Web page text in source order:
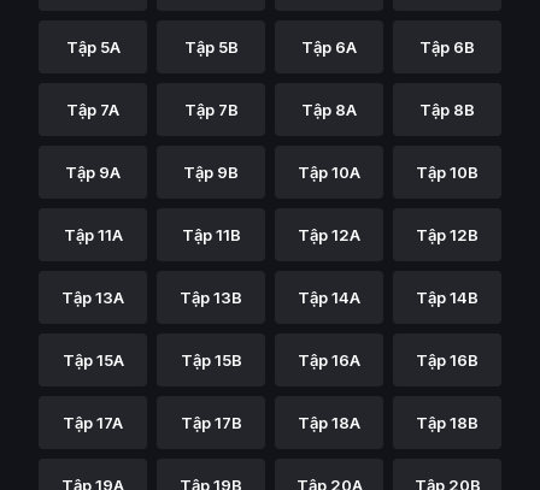
Tập 5A Tập 5B Tập 6A Tập 6B
Tập 7A Tập 7B Tập 8A Tập 8B
Tập 9A Tập 9B Tập 10A Tập 10B
Tập 11A Tập 11B Tập 12A Tập 12B
Tập 13A Tập 13B Tập 14A Tập 14B
Tập 15A Tập 15B Tập 16A Tập 16B
Tập 17A Tập 17B Tập 18A Tập 18B
Tập 19A Tập 19B Tập 20A Tập 20B